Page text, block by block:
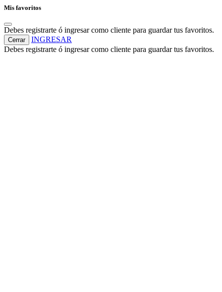
Mis favoritos
Debes registrarte ó ingresar como cliente para guardar tus favoritos.
Cerrar
INGRESAR
Debes registrarte ó ingresar como cliente para guardar tus favoritos.